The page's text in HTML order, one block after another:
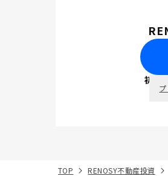
初回
TOP RENOSY不動産投資